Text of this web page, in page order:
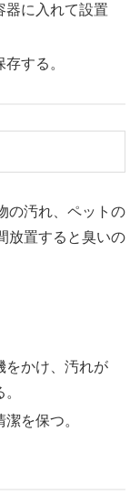
器に入れて設置
する。
の汚れ、ペットの
放置すると臭いの
をかけ、汚れが
を保つ。